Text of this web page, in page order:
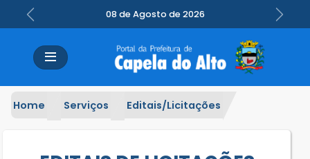
08 de Agosto de 2026
Previous Next
Home Serviços Editais/Licitações